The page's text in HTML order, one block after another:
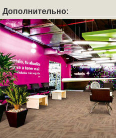
Дополнительно: